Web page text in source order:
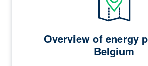
Overview of energy
Belgium